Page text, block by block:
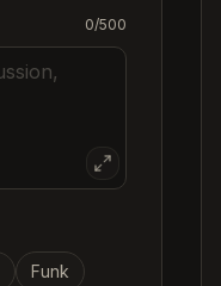
0/500
Funk